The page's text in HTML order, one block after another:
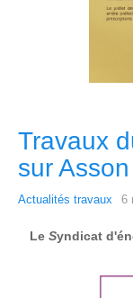
Travaux
sur Asson
Actualités travaux 6
Le Syndicat